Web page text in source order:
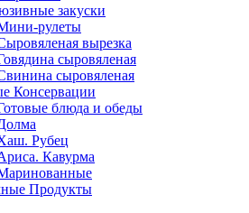
закуски
рулеты
вырезка
сыровяленая
сыровяленая
Консервации
блюда и обеды
Рубец
Кавурма
Продукты